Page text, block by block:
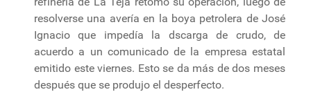
resolverse una avería en la boya petrolera de José
Ignacio que impedía la dscarga de crudo, de
acuerdo a un comunicado de la empresa estatal
emitido este viernes. Esto se da más de dos meses
después que se produjo el desperfecto.